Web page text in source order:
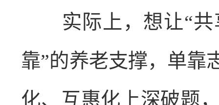
实际上，想让“共
靠”的养老支撑，单靠
化、互惠化上深破题